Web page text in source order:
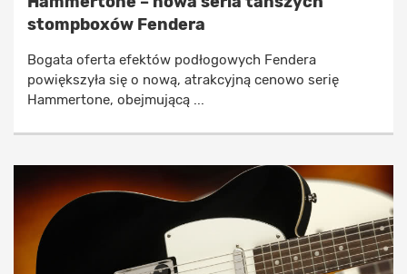
stompboxów Fendera
Bogata oferta efektów podłogowych Fendera
powiększyła się o nową, atrakcyjną cenowo serię
Hammertone, obejmującą ...